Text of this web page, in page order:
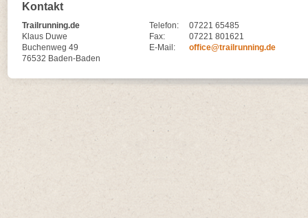
Kontakt
Trailrunning.de
Klaus Duwe
Buchenweg 49
76532 Baden-Baden
Telefon:
07221 65485
Fax:
07221 801621
E-Mail:
office@trailrunning.de